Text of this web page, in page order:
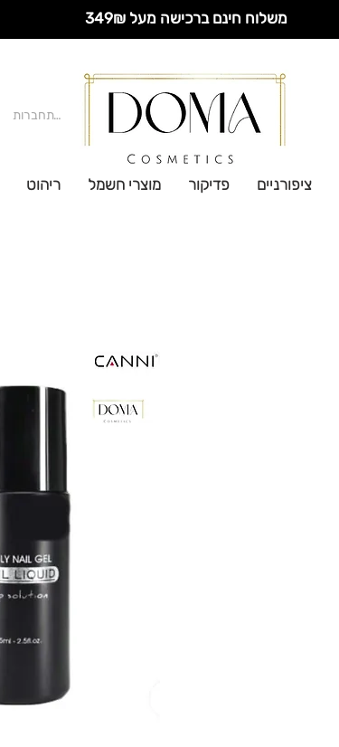
משלוח חינם ברכישה מעל 349₪
להתחברות
ציפורניים פדיקור מוצרי חשמל ריהוט